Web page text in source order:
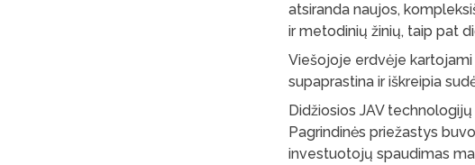
atsiranda naujos,
ir metodinių žinių, taip pat
Viešojoje erdvėje
supaprastina ir iškreipia
Didžiosios JAV
Pagrindinės priežastys
investuotojų spaudimas